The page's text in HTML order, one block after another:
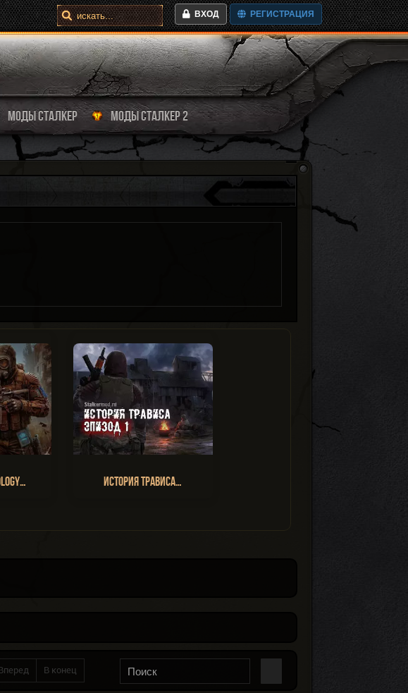
ВХОД РЕГИСТРАЦИЯ
МОДЫ СТАЛКЕР МОДЫ СТАЛКЕР 2
История Трависа…
В конец